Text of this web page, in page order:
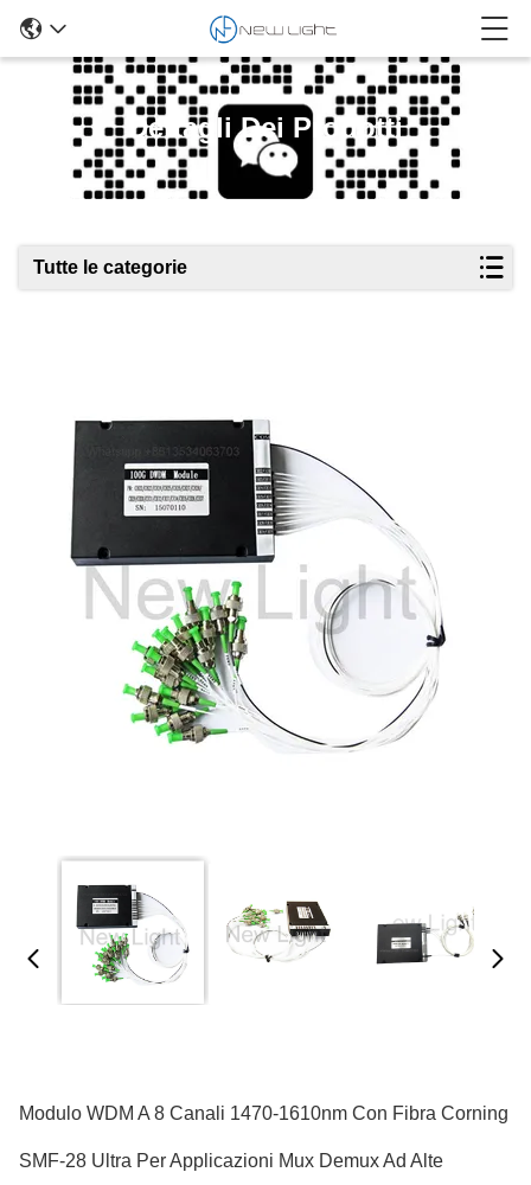
Dettagli Dei Prodotti
Tutte le categorie
Modulo WDM A 8 Canali 1470-1610nm Con Fibra Corning
SMF-28 Ultra Per Applicazioni Mux Demux Ad Alte